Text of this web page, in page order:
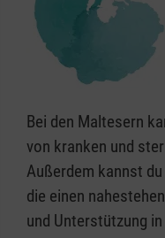
Bei den Maltesern
von kranken und
Außerdem kannst
die einen
und Unterstützung